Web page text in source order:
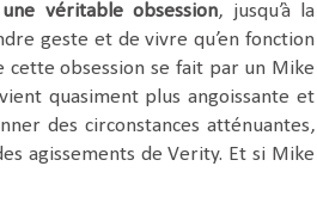
véritable obsession, jusqu’à la
geste et de vivre qu’en fonction
obsession se fait par un Mike
quasiment plus angoissante et
des circonstances atténuantes,
agissements de Verity. Et si Mike